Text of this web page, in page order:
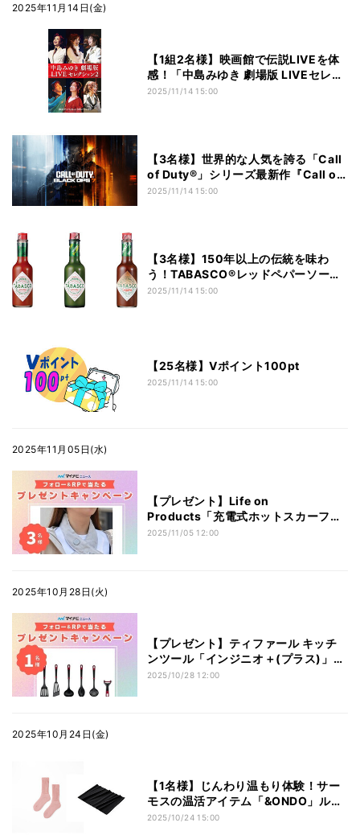
2025年11月14日(金)
【1組2名様】映画館で伝説LIVEを体
感！「中島みゆき 劇場版 LIVEセレク
ション2」鑑賞券をプレゼント
2025/11/14 15:00
【3名様】世界的な人気を誇る「Call
of Duty®」シリーズ最新作『Call of
Duty®: Black Ops 7 秘蔵版』プレゼ
2025/11/14 15:00
【3名様】150年以上の伝統を味わ
う！TABASCO®レッドペパーソー
ス・TABASCO®ハラペーニョソー
2025/11/14 15:00
【25名様】Vポイント100pt
2025/11/14 15:00
2025年11月05日(水)
【プレゼント】Life on
Products「充電式ホットスカーフ
（カラー：ペールグレー）」マイナビ
2025/11/05 12:00
2025年10月28日(火)
【プレゼント】ティファール キッチ
ンツール「インジニオ＋(プラス)」6
点セット【1名様】
2025/10/28 12:00
2025年10月24日(金)
【1名様】じんわり温もり体験！サー
モスの温活アイテム「&ONDO」ルー
ムソックス＆ハラマキセットをプレゼ
2025/10/24 15:00